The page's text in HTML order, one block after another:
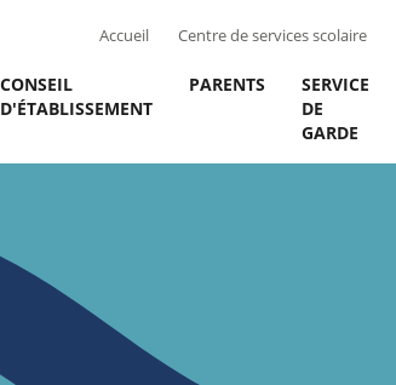
Accueil Centre de services scolaire
CONSEIL
D'ÉTABLISSEMENT
PARENTS
SERVICE
DE
GARDE